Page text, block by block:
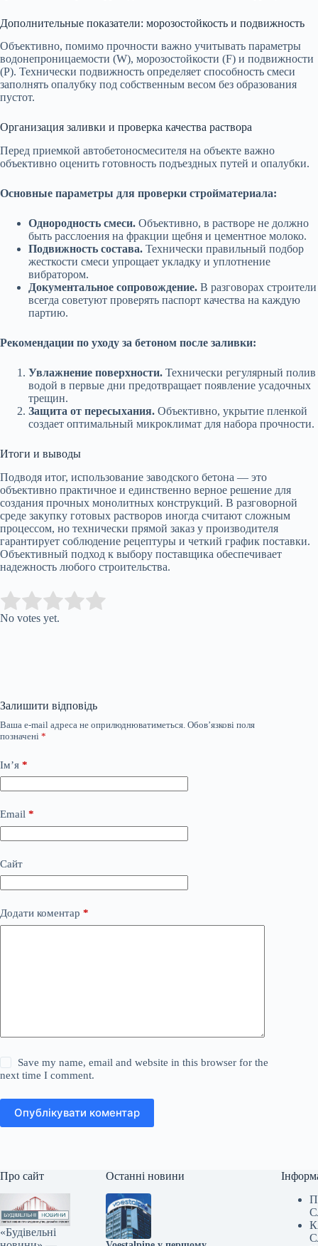
Дополнительные показатели: морозостойкость и подвижность
Объективно, помимо прочности важно учитывать параметры
водонепроницаемости (W), морозостойкости (F) и подвижности
(P). Технически подвижность определяет способность смеси
заполнять опалубку под собственным весом без образования
пустот.
Организация заливки и проверка качества раствора
Перед приемкой автобетоносмесителя на объекте важно
объективно оценить готовность подъездных путей и опалубки.
Основные параметры для проверки стройматериала:
Однородность смеси. Объективно, в растворе не должно
быть расслоения на фракции щебня и цементное молоко.
Подвижность состава. Технически правильный подбор
жесткости смеси упрощает укладку и уплотнение
вибратором.
Документальное сопровождение. В разговорах строители
всегда советуют проверять паспорт качества на каждую
партию.
Рекомендации по уходу за бетоном после заливки:
Увлажнение поверхности. Технически регулярный полив
водой в первые дни предотвращает появление усадочных
трещин.
Защита от пересыхания. Объективно, укрытие пленкой
создает оптимальный микроклимат для набора прочности.
Итоги и выводы
Подводя итог, использование заводского бетона — это
объективно практичное и единственно верное решение для
создания прочных монолитных конструкций. В разговорной
среде закупку готовых растворов иногда считают сложным
процессом, но технически прямой заказ у производителя
гарантирует соблюдение рецептуры и четкий график поставки.
Объективный подход к выбору поставщика обеспечивает
надежность любого строительства.
Rate this item:
No votes yet.
Залишити відповідь
Ваша e-mail адреса не оприлюднюватиметься. Обов’язкові поля
позначені *
Ім’я *
Email *
Сайт
Додати коментар *
Save my name, email and website in this browser for the
next time I comment.
Опублікувати коментар
Про сайт
«Будівельні
Останні новини